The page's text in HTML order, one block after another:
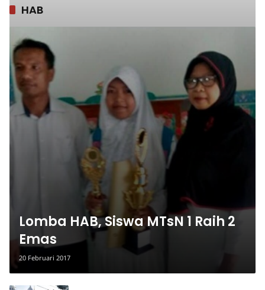
HAB
Lomba HAB, Siswa MTsN 1 Raih 2
Emas
20 Februari 2017